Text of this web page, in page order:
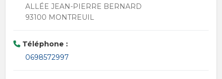
ALLÉE JEAN-PIERRE BERNARD
93100 MONTREUIL
Téléphone :
0698572997